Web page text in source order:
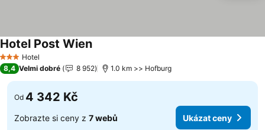
3 Počet hvězdiček
Hotel
Hotel Post WienUkázat ceny
8,4 Velmi dobré 8 952 1.0 km >> Hofburg
Od 4 342 Kč
Zobrazte si ceny z 7 webů Ukázat ceny